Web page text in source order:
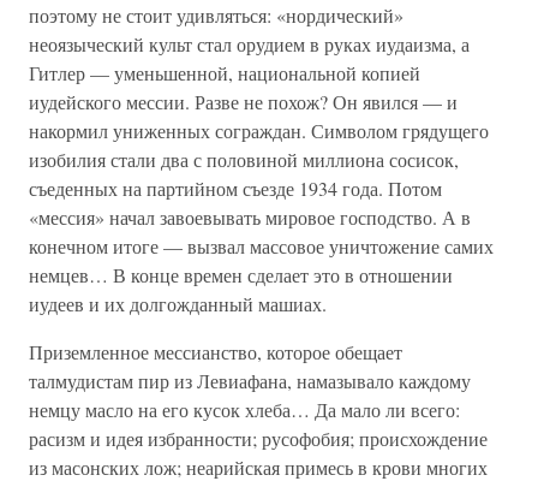
поэтому не стоит удивляться: «нордический»
неоязыческий культ стал орудием в руках иудаизма, а
Гитлер — уменьшенной, национальной копией
иудейского мессии. Разве не похож? Он явился — и
накормил униженных сограждан. Символом грядущего
изобилия стали два с половиной миллиона сосисок,
съеденных на партийном съезде 1934 года. Потом
«мессия» начал завоевывать мировое господство. А в
конечном итоге — вызвал массовое уничтожение самих
немцев… В конце времен сделает это в отношении
иудеев и их долгожданный машиах.
Приземленное мессианство, которое обещает
талмудистам пир из Левиафана, намазывало каждому
немцу масло на его кусок хлеба… Да мало ли всего:
расизм и идея избранности; русофобия; происхождение
из масонских лож; неарийская примесь в крови многих